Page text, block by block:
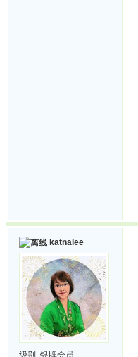
katnalee
级别: 银牌会员